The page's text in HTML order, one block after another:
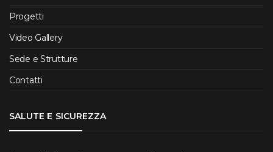
Progetti
Video Gallery
Sede e Strutture
Contatti
SALUTE E SICUREZZA